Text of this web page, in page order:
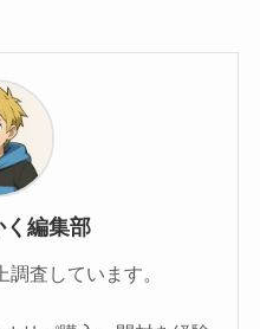
く編集部
査しています。